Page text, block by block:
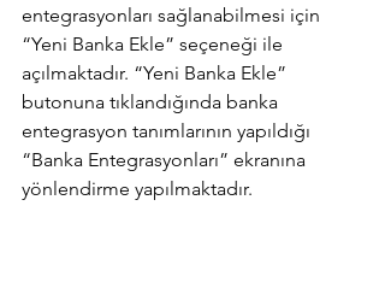
entegrasyonları sağlanabilmesi için
“Yeni Banka Ekle” seçeneği ile
açılmaktadır. “Yeni Banka Ekle”
butonuna tıklandığında banka
entegrasyon tanımlarının yapıldığı
“Banka Entegrasyonları” ekranına
yönlendirme yapılmaktadır.